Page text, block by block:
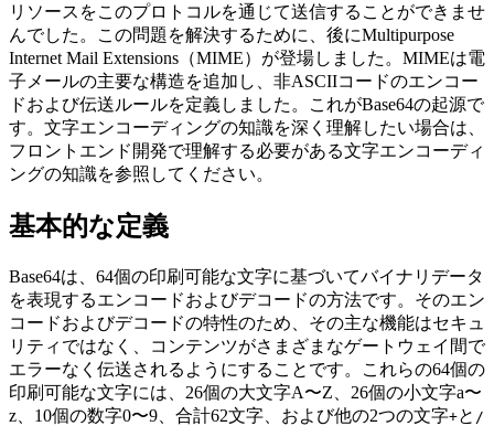
リソースをこのプロトコルを通じて送信することができませ
んでした。この問題を解決するために、後にMultipurpose
Internet Mail Extensions（MIME）が登場しました。MIMEは電
子メールの主要な構造を追加し、非ASCIIコードのエンコー
ドおよび伝送ルールを定義しました。これがBase64の起源で
す。文字エンコーディングの知識を深く理解したい場合は、
フロントエンド開発で理解する必要がある文字エンコーディ
ングの知識を参照してください。
基本的な定義
Base64は、64個の印刷可能な文字に基づいてバイナリデータ
を表現するエンコードおよびデコードの方法です。そのエン
コードおよびデコードの特性のため、その主な機能はセキュ
リティではなく、コンテンツがさまざまなゲートウェイ間で
エラーなく伝送されるようにすることです。これらの64個の
印刷可能な文字には、26個の大文字A〜Z、26個の小文字a〜
z、10個の数字0〜9、合計62文字、および他の2つの文字+と /